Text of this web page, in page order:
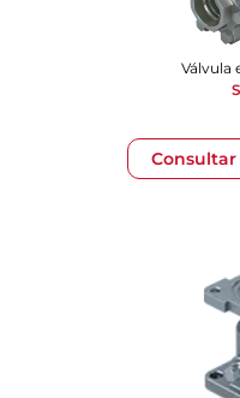
Consultar
Válvula